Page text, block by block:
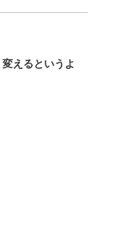
えるというよ